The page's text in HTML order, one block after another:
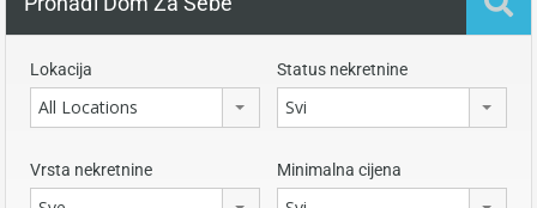
Lokacija
All Locations
Status nekretnine
Svi
Vrsta nekretnine Minimalna cijena